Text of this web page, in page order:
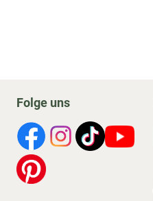
Folge uns